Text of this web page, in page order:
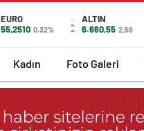
EURO
55,2510 0.32%
ALTIN
6.660,55 2,59
Kadın Foto Galeri